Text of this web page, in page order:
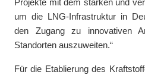
um die LNG-Infrastruktur in
den Zugang zu innovativen
Standorten auszuweiten.“
Für die Etablierung des